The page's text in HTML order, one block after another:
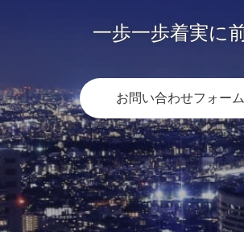
一歩一歩着実に
お問い合わせフォーム